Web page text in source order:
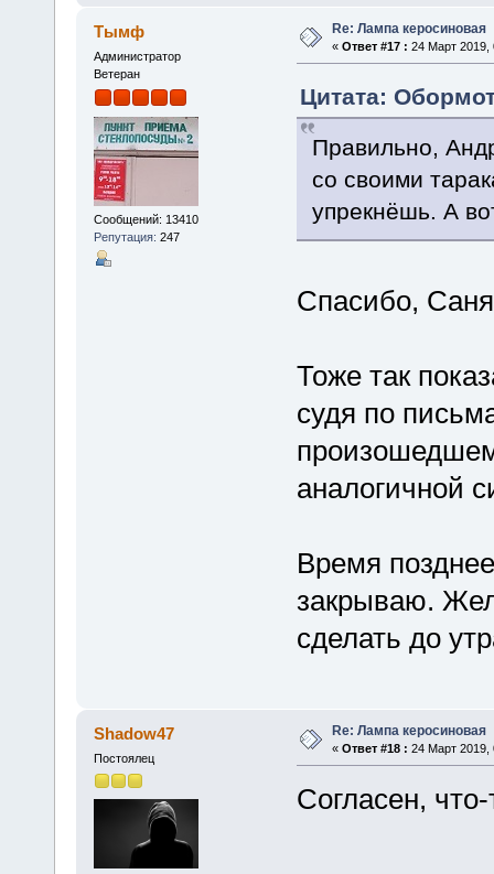
Тымф
Администратор
Ветеран
Сообщений: 13410
Репутация: 247
Re: Лампа керосиновая
« Ответ #17 : 24 Март 2019,
Цитата:
Правильно,
со своими
упрекнёшь. А
Спасибо,
Тоже так
судя по
аналогичной
Время
закрываю.
сделать до
Shadow47
Постоялец
Re: Лампа керосиновая
« Ответ #18 : 24 Март 2019,
Согласен, что-